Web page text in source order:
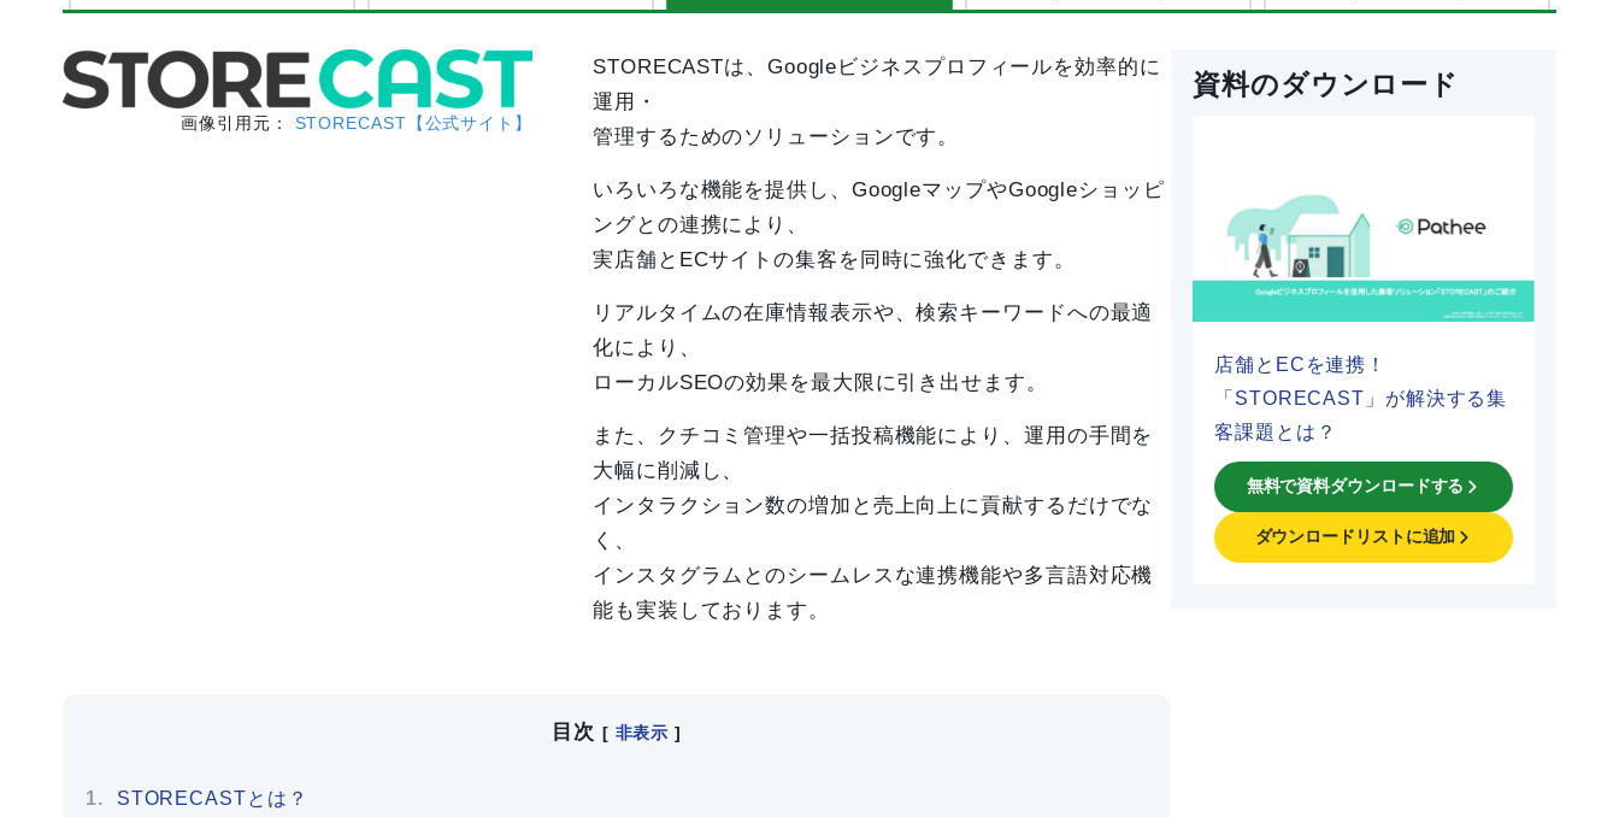
画像引用元： STORECAST【公式サイト】
STORECASTは、Googleビジネスプロフィールを効率的に
運用・
管理するためのソリューションです。
いろいろな機能を提供し、GoogleマップやGoogleショッピ
ングとの連携により、
実店舗とECサイトの集客を同時に強化できます。
リアルタイムの在庫情報表示や、検索キーワードへの最適
化により、
ローカルSEOの効果を最大限に引き出せます。
また、クチコミ管理や一括投稿機能により、運用の手間を
大幅に削減し、
インタラクション数の増加と売上向上に貢献するだけでな
く、
インスタグラムとのシームレスな連携機能や多言語対応機
能も実装しております。
目次 [ 非表示 ]
STORECASTとは？
資料のダウンロード
店舗とECを連携！
「STORECAST」が解決する集
客課題とは？
無料で資料ダウンロードする
ダウンロードリストに追加